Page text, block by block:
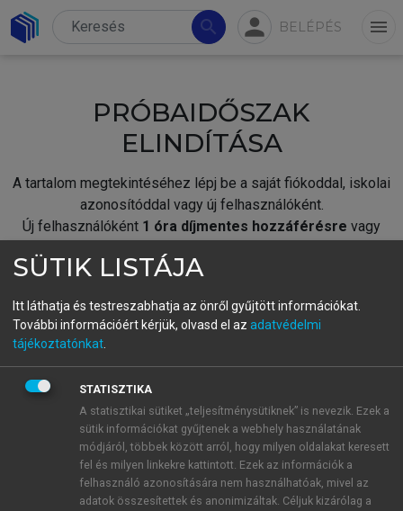
search person BELÉPÉS menu
PRÓBAIDŐSZAK
ELINDÍTÁSA
A tartalom megtekintéséhez lépj be a saját fiókoddal, iskolai
azonosítóddal vagy új felhasználóként.
Új felhasználóként 1 óra díjmentes hozzáférésre vagy
fiókoddal,vagy hozz létre új fiókot.
A regisztráció után apróbaidőszakautomatikusan
BELÉPÉS SAJÁT FIÓKKAL
ÚJ FIÓK LÉTREHOZÁSA
1 óra díjmentes hozzáférés
SÜTIK LISTÁJA
Itt láthatja és testreszabhatja az önről gyűjtött információkat.
További információért kérjük, olvasd el az adatvédelmi
tájékoztatónkat
STATISZTIKA
A statisztikai sütiket „teljesítménysütiknek” is nevezik. Ezek a
sütik információkat gyűjtenek a webhely használatának
módjáról, többek között arról, hogy milyen oldalakat keresett
fel és milyen linkekre kattintott. Ezek az információk a
felhasználó azonosítására nem használhatóak, mivel az
adatok összesítettek és anonimizáltak. Céljuk kizárólag a